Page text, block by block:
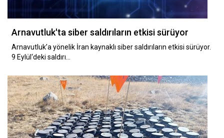
Arnavutluk'ta siber saldırıların etkisi sürüyor
Arnavutluk’a yönelik İran kaynaklı siber saldırıların etkisi sürüyor.
9 Eylül‘deki saldırı…